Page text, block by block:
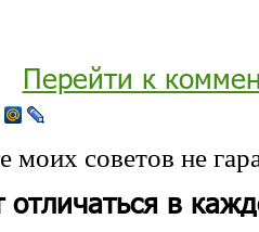
Перейти к
моих советов не
отличаться в